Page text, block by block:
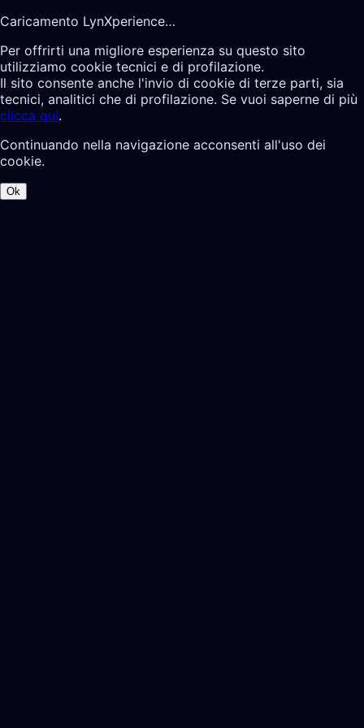
Caricamento LynXperience…
Per offrirti una migliore esperienza su questo sito
utilizziamo cookie tecnici e di profilazione.
Il sito consente anche l'invio di cookie di terze parti, sia
tecnici, analitici che di profilazione. Se vuoi saperne di più
clicca qui.
Continuando nella navigazione acconsenti all'uso dei
cookie.
Ok